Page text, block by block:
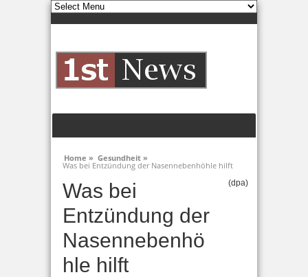
Home » Gesundheit »
Was bei Entzündung der Nasennebenhöhle hilft
Was bei
Entzündung der
Nasennebenhö
hle hilft
(dpa)